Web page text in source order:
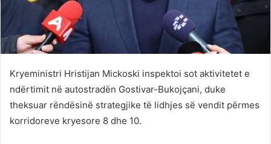
Kryeministri Hristijan Mickoski inspektoi sot aktivitetet e
ndërtimit në autostradën Gostivar-Bukojçani, duke
theksuar rëndësinë strategjike të lidhjes së vendit përmes
korridoreve kryesore 8 dhe 10.